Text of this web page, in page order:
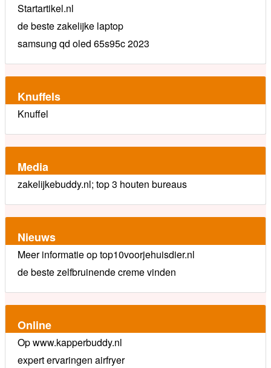
Startartikel.nl
de beste zakelijke laptop
samsung qd oled 65s95c 2023
Knuffels
Knuffel
Media
zakelijkebuddy.nl; top 3 houten bureaus
Nieuws
Meer informatie op top10voorjehuisdier.nl
de beste zelfbruinende creme vinden
Online
Op www.kapperbuddy.nl
expert ervaringen airfryer